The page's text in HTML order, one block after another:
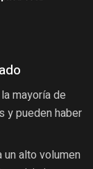
mayoría de
y pueden haber
un alto volumen